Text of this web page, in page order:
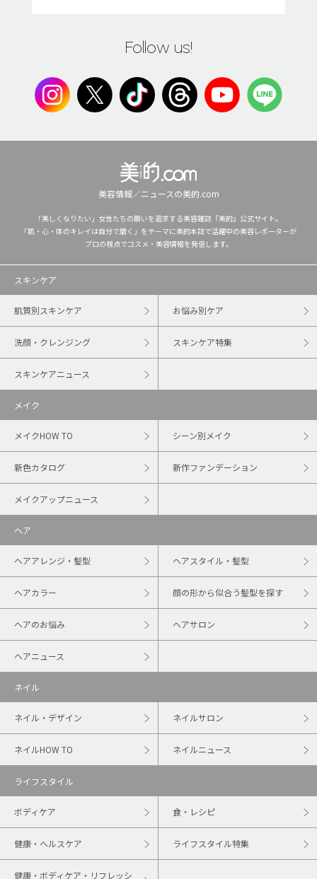
Follow us!
美容情報／ニュースの美的.com
「美しくなりたい」女性たちの願いを追求する美容雑誌『美的』公式サイト。
「肌・心・体のキレイは自分で磨く」をテーマに美的本誌で活躍中の美容レポーターが
プロの視点でコスメ・美容情報を発信します。
スキンケア
肌質別スキンケア お悩み別ケア
洗顔・クレンジング スキンケア特集
スキンケアニュース
メイク
メイクHOW TO シーン別メイク
新色カタログ 新作ファンデーション
メイクアップニュース
ヘア
ヘアアレンジ・髪型 ヘアスタイル・髪型
ヘアカラー 顔の形から似合う髪型を探す
ヘアのお悩み ヘアサロン
ヘアニュース
ネイル
ネイル・デザイン ネイルサロン
ネイルHOW TO ネイルニュース
ライフスタイル
ボディケア 食・レシピ
健康・ヘルスケア ライフスタイル特集
健康・ボディケア・リフレッシ